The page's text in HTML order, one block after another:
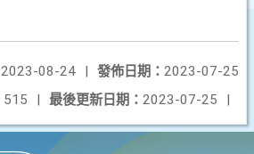
發佈日期： 2023-07-25
2023-08-24
|
最後更新日期： 2023-07-25 |
515 |